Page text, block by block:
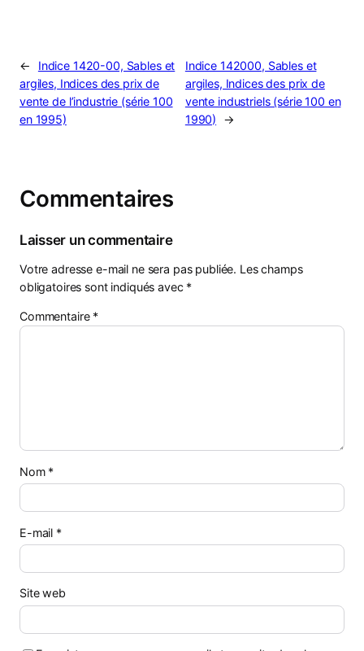
←
Indice 1420-00, Sables et
argiles, Indices des prix de
vente de l’industrie (série 100
en 1995)
Indice 142000, Sables et
argiles, Indices des prix de
vente industriels (série 100 en
1990)
→
Commentaires
Laisser un commentaire
Votre adresse e-mail ne sera pas publiée. Les champs
obligatoires sont indiqués avec *
Commentaire *
Nom *
E-mail *
Site web